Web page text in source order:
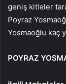
geniş kitleler
Poyraz
Yosmaoğlu kaç
POYRAZ